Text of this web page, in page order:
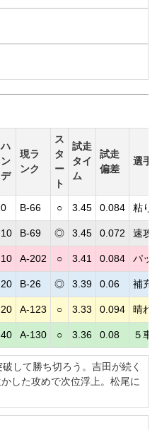
ハ
ン
デ
現ラ
ンク
ス
タ
ー
ト
試走
タイ
ム
試走
偏差
選手
0 B-66 ○ 3.45 0.084 粘り
10 B-69 ◎ 3.45 0.072 速攻
10 A-202 ○ 3.41 0.084 パッ
20 B-26 ◎ 3.39 0.06 補充
20 A-123 ○ 3.33 0.094 晴れ
40 A-130 ○ 3.36 0.08 ５車
して勝ち切ろう。吉田が続く
した攻めで次位浮上。松尾に